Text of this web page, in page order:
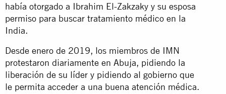
había otorgado a Ibrahim El-Zakzaky y su esposa
permiso para buscar tratamiento médico en la
India.
Desde enero de 2019, los miembros de IMN
protestaron diariamente en Abuja, pidiendo la
liberación de su líder y pidiendo al gobierno que
le permita acceder a una buena atención médica.